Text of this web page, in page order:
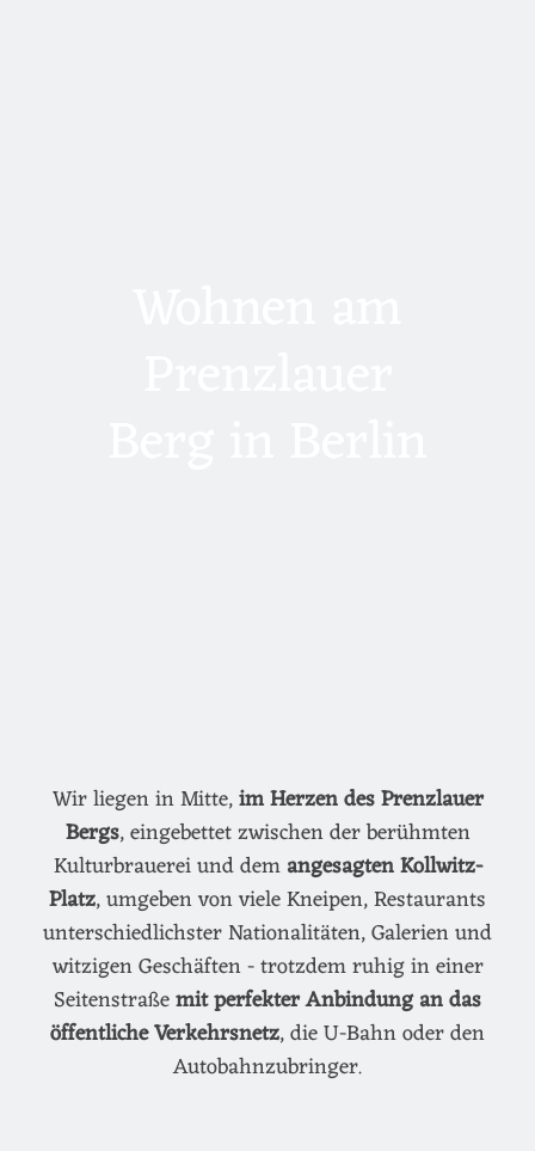
Wir liegen in Mitte,im Herzen des Prenzlauer
Bergs, eingebettet zwischen der berühmten
Kulturbrauerei und demangesagten Kollwitz-
Platz, umgeben von viele Kneipen, Restaurants
unterschiedlichster Nationalitäten, Galerien und
witzigen Geschäften - trotzdem ruhig in einer
Seitenstraßemit perfekter Anbindung an das
öffentliche Verkehrsnetz, die U-Bahn oder den
Autobahnzubringer.